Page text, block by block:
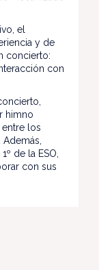
el
y de
concierto:
con
himno
los
de la ESO,
con sus